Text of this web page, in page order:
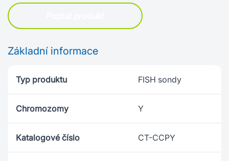
Základní informace
Typ produktu FISH sondy
Chromozomy Y
Katalogové číslo CT-CCPY